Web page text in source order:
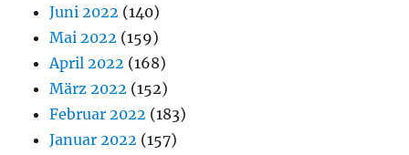
Juni 2022 (140)
Mai 2022 (159)
April 2022 (168)
März 2022 (152)
Februar 2022 (183)
Januar 2022 (157)